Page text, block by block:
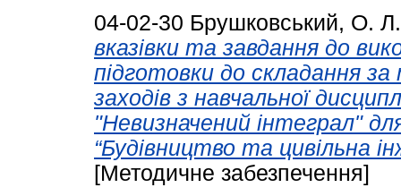
04-02-30 Брушковський, О. Л.
вказівки та завдання до
підготовки до складання
заходів з навчальної
"Невизначений інтеграл"
“Будівництво та цивільна
[Методичне забезпечення]